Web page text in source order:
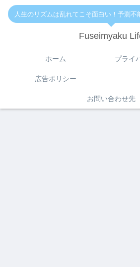
人生のリズムは乱れてこそ面白い！予測
Fuseimyaku
ホーム プライ
広告ポリシー
お問い合わせ先